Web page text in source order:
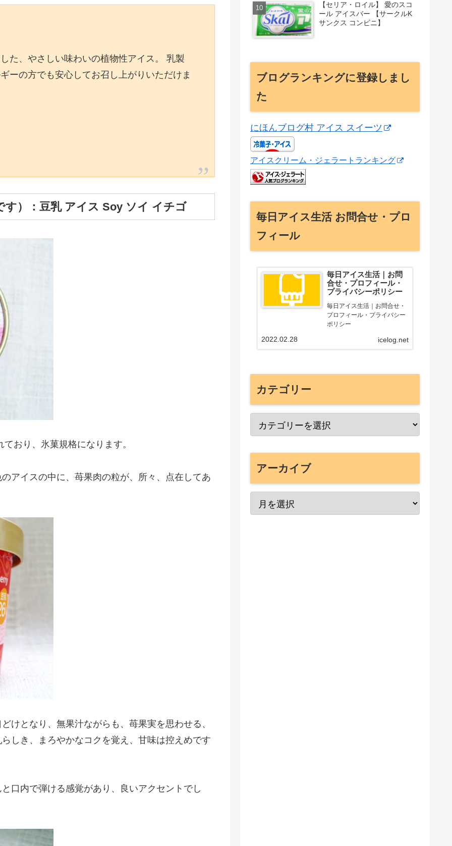
た、やさしい味わいの植物性アイス。 乳製
ーの方でも安心してお召し上がりいただけま
す）：豆乳 アイス Soy ソイ イチゴ
おり、氷菓規格になります。
アイスの中に、苺果肉の粒が、所々、点在してあ
けとなり、無果汁ながらも、苺果実を思わせる、
しき、まろやかなコクを覚え、甘味は控えめです
口内で弾ける感覚があり、良いアクセントでし
【セリア・ロイル】 愛のスコ
ール アイスバー 【サークルK
サンクス コンビニ】
ブログランキングに登録しまし
た
にほんブログ村 アイス スイーツ
アイスクリーム・ジェラートランキング
毎日アイス生活 お問合せ・プロ
フィール
毎日アイス生活｜お問
合せ・プロフィール・
プライバシーポリシー
毎日アイス生活｜お問合せ・
プロフィール・プライバシー
ポリシー
icelog.net
2022.02.28
カテゴリー
アーカイブ